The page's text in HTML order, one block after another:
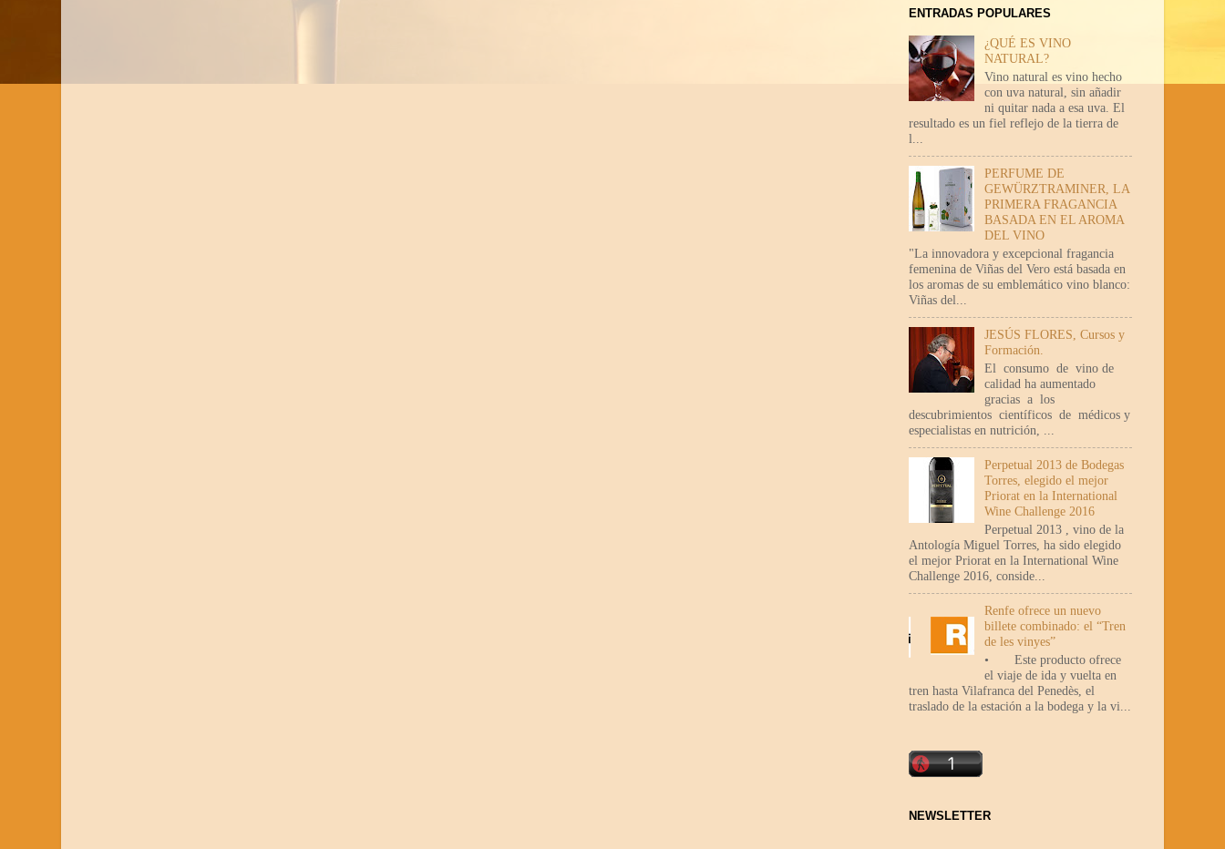
ENTRADAS POPULARES
¿QUÉ ES VINO
NATURAL?
Vino natural es vino hecho
con uva natural, sin añadir
ni quitar nada a esa uva. El
resultado es un fiel reflejo de la tierra de
l...
PERFUME DE
GEWÜRZTRAMINER, LA
PRIMERA FRAGANCIA
BASADA EN EL AROMA
DEL VINO
"La innovadora y excepcional fragancia
femenina de Viñas del Vero está basada en
los aromas de su emblemático vino blanco:
Viñas del...
JESÚS FLORES, Cursos y
Formación.
El consumo de vino de
calidad ha aumentado
gracias a los
descubrimientos científicos de médicos y
especialistas en nutrición, ...
Perpetual 2013 de Bodegas
Torres, elegido el mejor
Priorat en la International
Wine Challenge 2016
Perpetual 2013 , vino de la
Antología Miguel Torres, ha sido elegido
el mejor Priorat en la International Wine
Challenge 2016, conside...
Renfe ofrece un nuevo
billete combinado: el “Tren
de les vinyes”
• Este producto ofrece
el viaje de ida y vuelta en
tren hasta Vilafranca del Penedès, el
traslado de la estación a la bodega y la vi...
NEWSLETTER